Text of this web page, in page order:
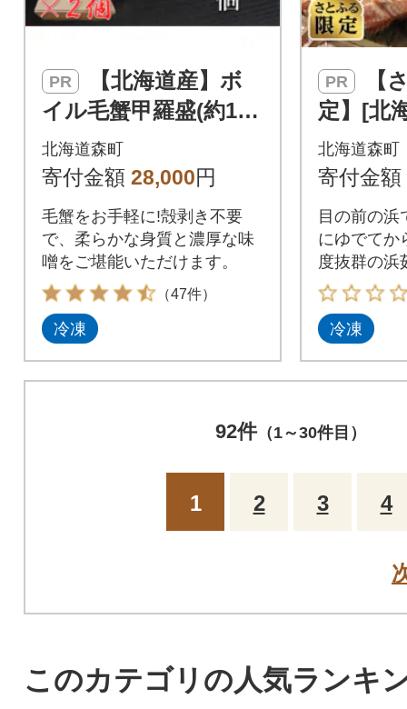
PR
イル毛蟹甲羅盛(約150
g×2個)
北海道森町
寄付金額 28,000円
毛蟹をお手軽に!殻剥き不要
で、柔らかな身質と濃厚な味
噌をご堪能いただけます。
（47件）
冷凍
PR
定】[北
毛ガニ
4杯
北海道森町
寄付金額
目の前の浜
にゆでてか
度抜群の浜
ご賞味くだ
冷凍
92件（1～30件目）
1 2 3 4
このカテゴリの人気ランキ